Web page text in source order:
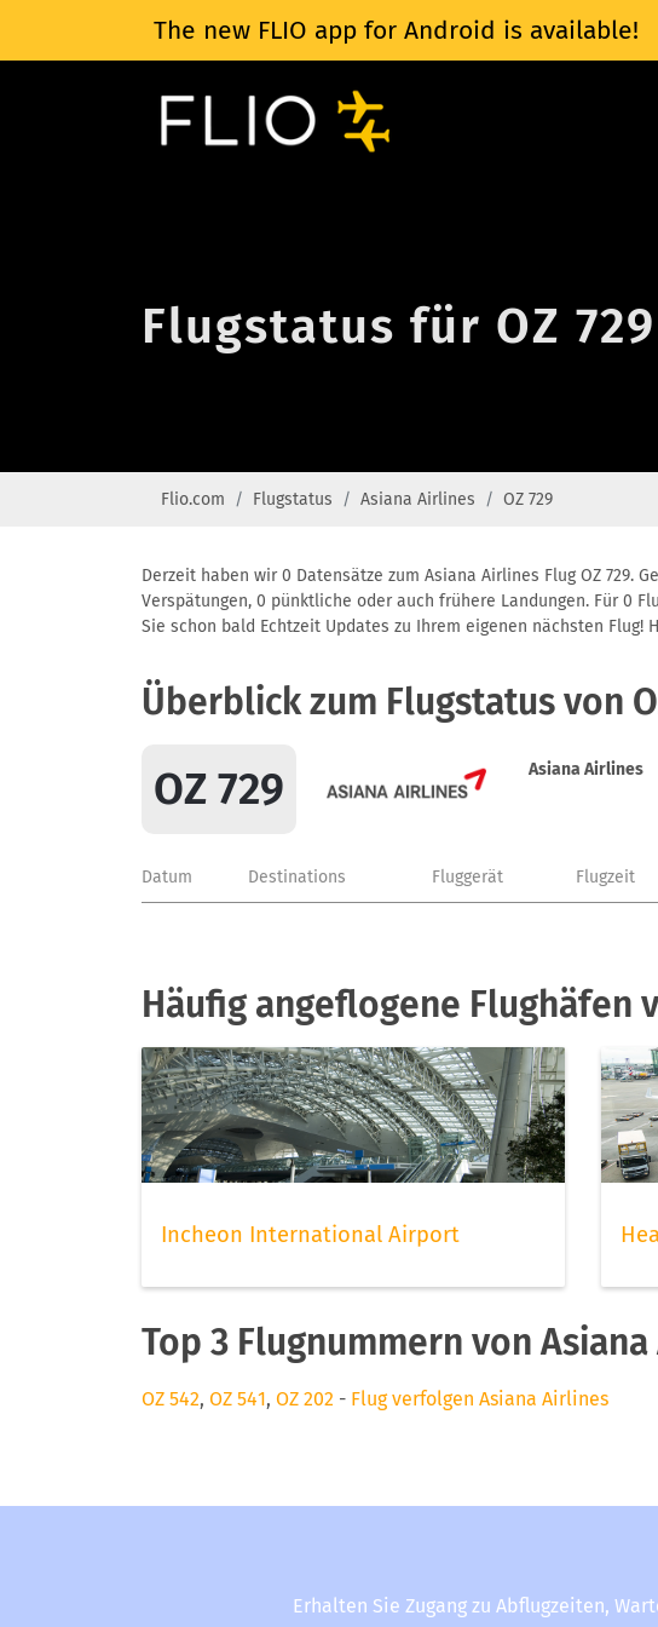
The new FLIO app for Android is available!
Flugstatus für OZ
Flio.com Flugstatus Asiana Airlines OZ 729
Derzeit haben wir 0 Datensätze zum Asiana Airlines Flug OZ 729.
Verspätungen, 0 pünktliche oder auch frühere Landungen. Für 0
Sie schon bald Echtzeit Updates zu Ihrem eigenen nächsten
Überblick zum Flugstatus von
OZ 729 Asiana Airlines
Datum Destinations Fluggerät Flugzeit
Häufig angeflogene Flughäfen
Incheon International Airport
Top 3 Flugnummern von
OZ 542, OZ 541, OZ 202 - Flug verfolgen Asiana Airlines
Erhalten Sie Zugang zu Abflugzeiten,